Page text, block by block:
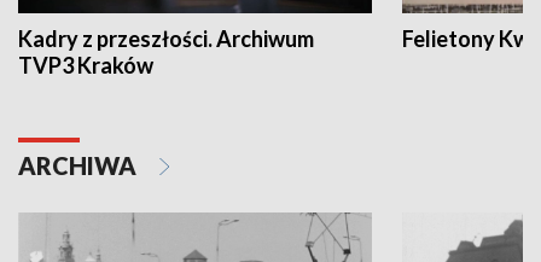
Kadry z przeszłości. Archiwum
TVP3 Kraków
Felietony
ARCHIWA